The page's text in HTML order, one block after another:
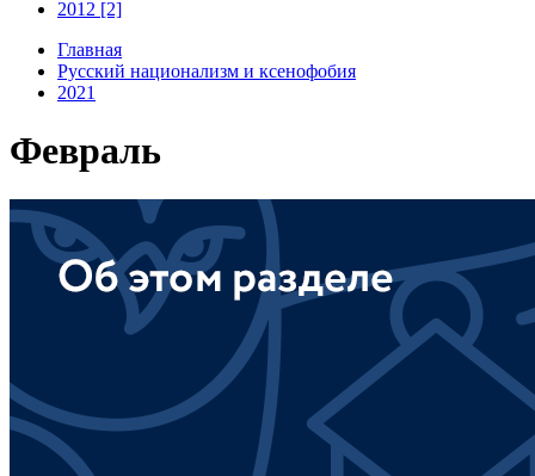
2012 [2]
Главная
Русский национализм и ксенофобия
2021
Февраль